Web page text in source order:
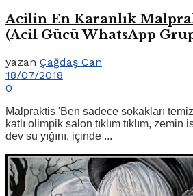
Acilin En Karanlık
(Acil Gücü WhatsApp
yazan Çağdaş Can
18/07/2018
0
Malpraktis 'Ben sadece sokakları
katlı olimpik salon tıklım tıklım,
dev su yığını, içinde ...